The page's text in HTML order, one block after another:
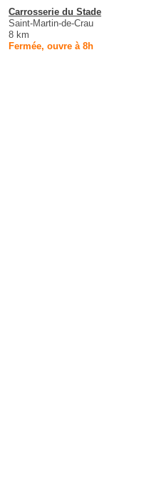
Carrosserie du Stade
Saint-Martin-de-Crau
8 km
Fermée, ouvre à 8h